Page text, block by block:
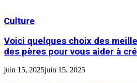
Culture
Voici quelques choix des
des pères pour vous aider à
juin 15, 2025juin 15, 2025